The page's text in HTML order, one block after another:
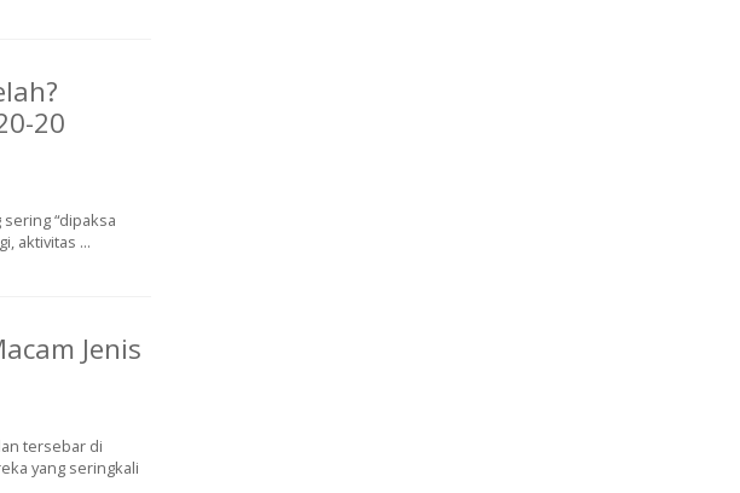
20
“dipaksa
aktivitas ...
Jenis
tersebar di
yang seringkali